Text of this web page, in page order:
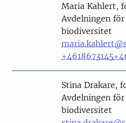
PersonMaria Kahlert,
Avdelningen
biodiversitet
+4618673145
PersonStina Drakare,
Avdelningen
biodiversitet